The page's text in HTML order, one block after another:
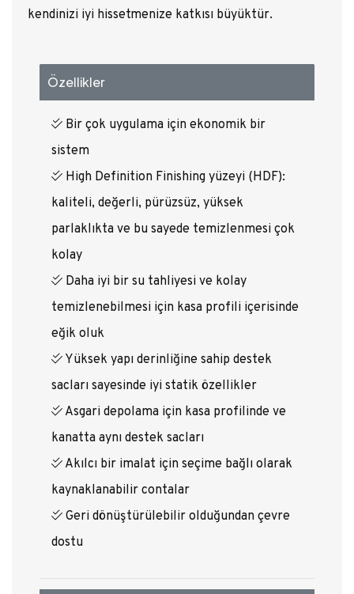
kendinizi iyi hissetmenize katkısı büyüktür.
Özellikler
Bir çok uygulama için ekonomik bir
sistem
High Definition Finishing yüzeyi (HDF):
kaliteli, değerli, pürüzsüz, yüksek
parlaklıkta ve bu sayede temizlenmesi çok
kolay
Daha iyi bir su tahliyesi ve kolay
temizlenebilmesi için kasa profili içerisinde
eğik oluk
Yüksek yapı derinliğine sahip destek
sacları sayesinde iyi statik özellikler
Asgari depolama için kasa profilinde ve
kanatta aynı destek sacları
Akılcı bir imalat için seçime bağlı olarak
kaynaklanabilir contalar
Geri dönüştürülebilir olduğundan çevre
dostu